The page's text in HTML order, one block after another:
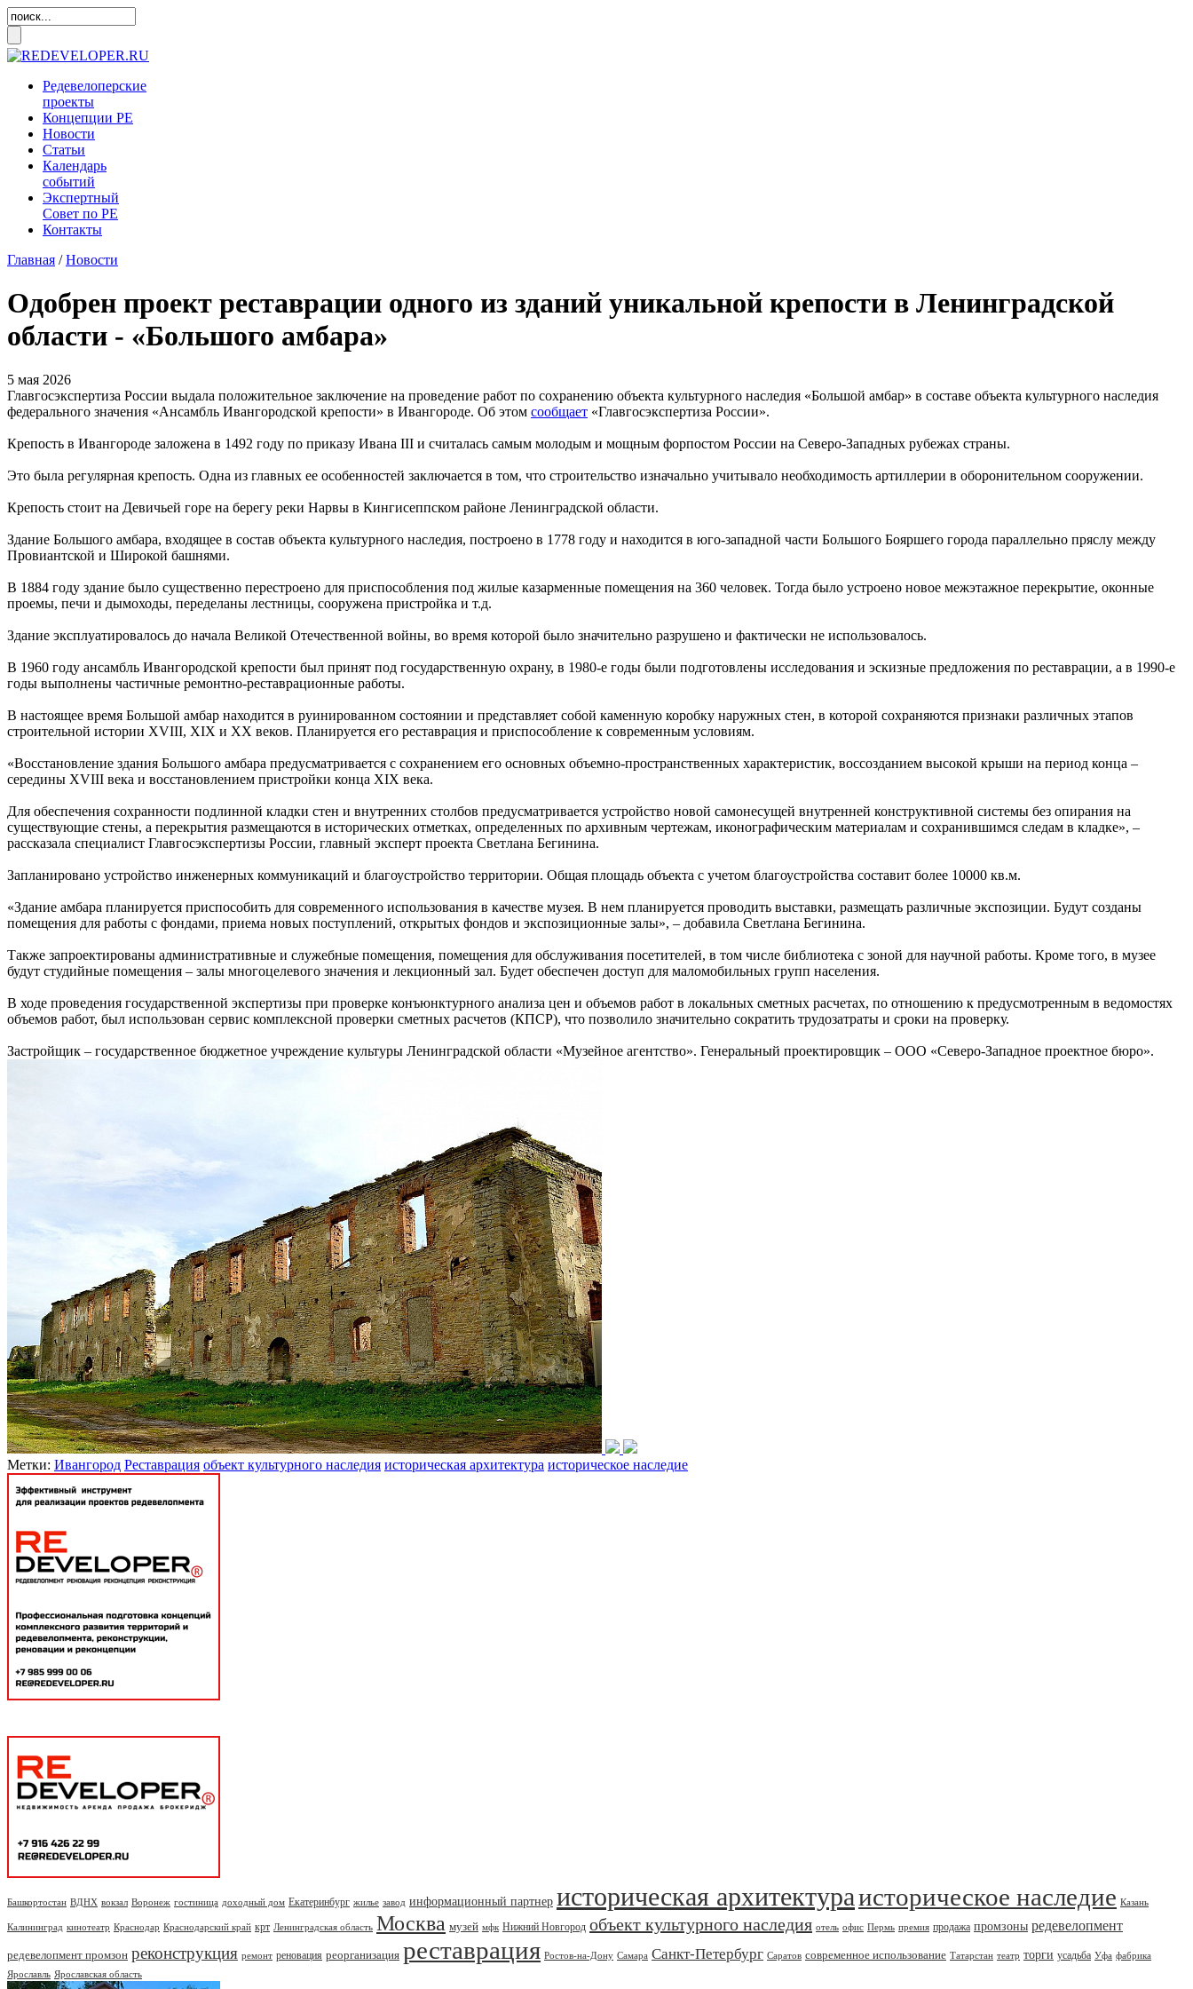
Редевелоперские
проекты
Концепции РЕ
Новости
Статьи
Календарь
событий
Экспертный
Совет по РЕ
Контакты
Главная /Новости
Одобрен проект реставрации одного из зданий уникальной крепости в Ленинградской
области - «Большого амбара»
5 мая 2026
Главгосэкспертиза России выдала положительное заключение на проведение работ по сохранению объекта культурного наследия «Большой амбар» в составе объекта культурного наследия
федерального значения «Ансамбль Ивангородской крепости» в Ивангороде. Об этом сообщает «Главгосэкспертиза России».
Крепость в Ивангороде заложена в 1492 году по приказу Ивана III и считалась самым молодым и мощным форпостом России на Северо-Западных рубежах страны.
Это была регулярная крепость. Одна из главных ее особенностей заключается в том, что строительство изначально учитывало необходимость артиллерии в оборонительном сооружении.
Крепость стоит на Девичьей горе на берегу реки Нарвы в Кингисеппском районе Ленинградской области.
Здание Большого амбара, входящее в состав объекта культурного наследия, построено в 1778 году и находится в юго-западной части Большого Бояршего города параллельно пряслу между
Провиантской и Широкой башнями.
В 1884 году здание было существенно перестроено для приспособления под жилые казарменные помещения на 360 человек. Тогда было устроено новое межэтажное перекрытие, оконные
проемы, печи и дымоходы, переделаны лестницы, сооружена пристройка и т.д.
Здание эксплуатировалось до начала Великой Отечественной войны, во время которой было значительно разрушено и фактически не использовалось.
В 1960 году ансамбль Ивангородской крепости был принят под государственную охрану, в 1980-е годы были подготовлены исследования и эскизные предложения по реставрации, а в 1990-е
годы выполнены частичные ремонтно-реставрационные работы.
В настоящее время Большой амбар находится в руинированном состоянии и представляет собой каменную коробку наружных стен, в которой сохраняются признаки различных этапов
строительной истории XVIII, XIX и XX веков. Планируется его реставрация и приспособление к современным условиям.
«Восстановление здания Большого амбара предусматривается с сохранением его основных объемно-пространственных характеристик, воссозданием высокой крыши на период конца –
середины XVIII века и восстановлением пристройки конца XIX века.
Для обеспечения сохранности подлинной кладки стен и внутренних столбов предусматривается устройство новой самонесущей внутренней конструктивной системы без опирания на
существующие стены, а перекрытия размещаются в исторических отметках, определенных по архивным чертежам, иконографическим материалам и сохранившимся следам в кладке», –
рассказала специалист Главгосэкспертизы России, главный эксперт проекта Светлана Бегинина.
Запланировано устройство инженерных коммуникаций и благоустройство территории. Общая площадь объекта с учетом благоустройства составит более 10000 кв.м.
«Здание амбара планируется приспособить для современного использования в качестве музея. В нем планируется проводить выставки, размещать различные экспозиции. Будут созданы
помещения для работы с фондами, приема новых поступлений, открытых фондов и экспозиционные залы», – добавила Светлана Бегинина.
Также запроектированы административные и служебные помещения, помещения для обслуживания посетителей, в том числе библиотека с зоной для научной работы. Кроме того, в музее
будут студийные помещения – залы многоцелевого значения и лекционный зал. Будет обеспечен доступ для маломобильных групп населения.
В ходе проведения государственной экспертизы при проверке конъюнктурного анализа цен и объемов работ в локальных сметных расчетах, по отношению к предусмотренным в ведомостях
объемов работ, был использован сервис комплексной проверки сметных расчетов (КПСР), что позволило значительно сократить трудозатраты и сроки на проверку.
Застройщик – государственное бюджетное учреждение культуры Ленинградской области «Музейное агентство». Генеральный проектировщик – ООО «Северо-Западное проектное бюро».
Метки: Ивангород Реставрация объект культурного наследия историческая архитектура историческое наследие
Башкортостан ВДНХ вокзал Воронеж гостиница доходный дом Екатеринбург жилье завод информационный партнер историческая архитектураисторическое наследие Казань
Калининград кинотеатр Краснодар Краснодарский край крт Ленинградская область Москва музей мфк Нижний Новгород объект культурного наследия отель офис Пермь премия продажа промзоны редевелопмент
редевелопмент промзон реконструкция ремонт реновация реорганизация реставрация Ростов-на-Дону Самара Санкт-Петербург Саратов современное использование Татарстан театр торги усадьба Уфа фабрика
Ярославль Ярославская область